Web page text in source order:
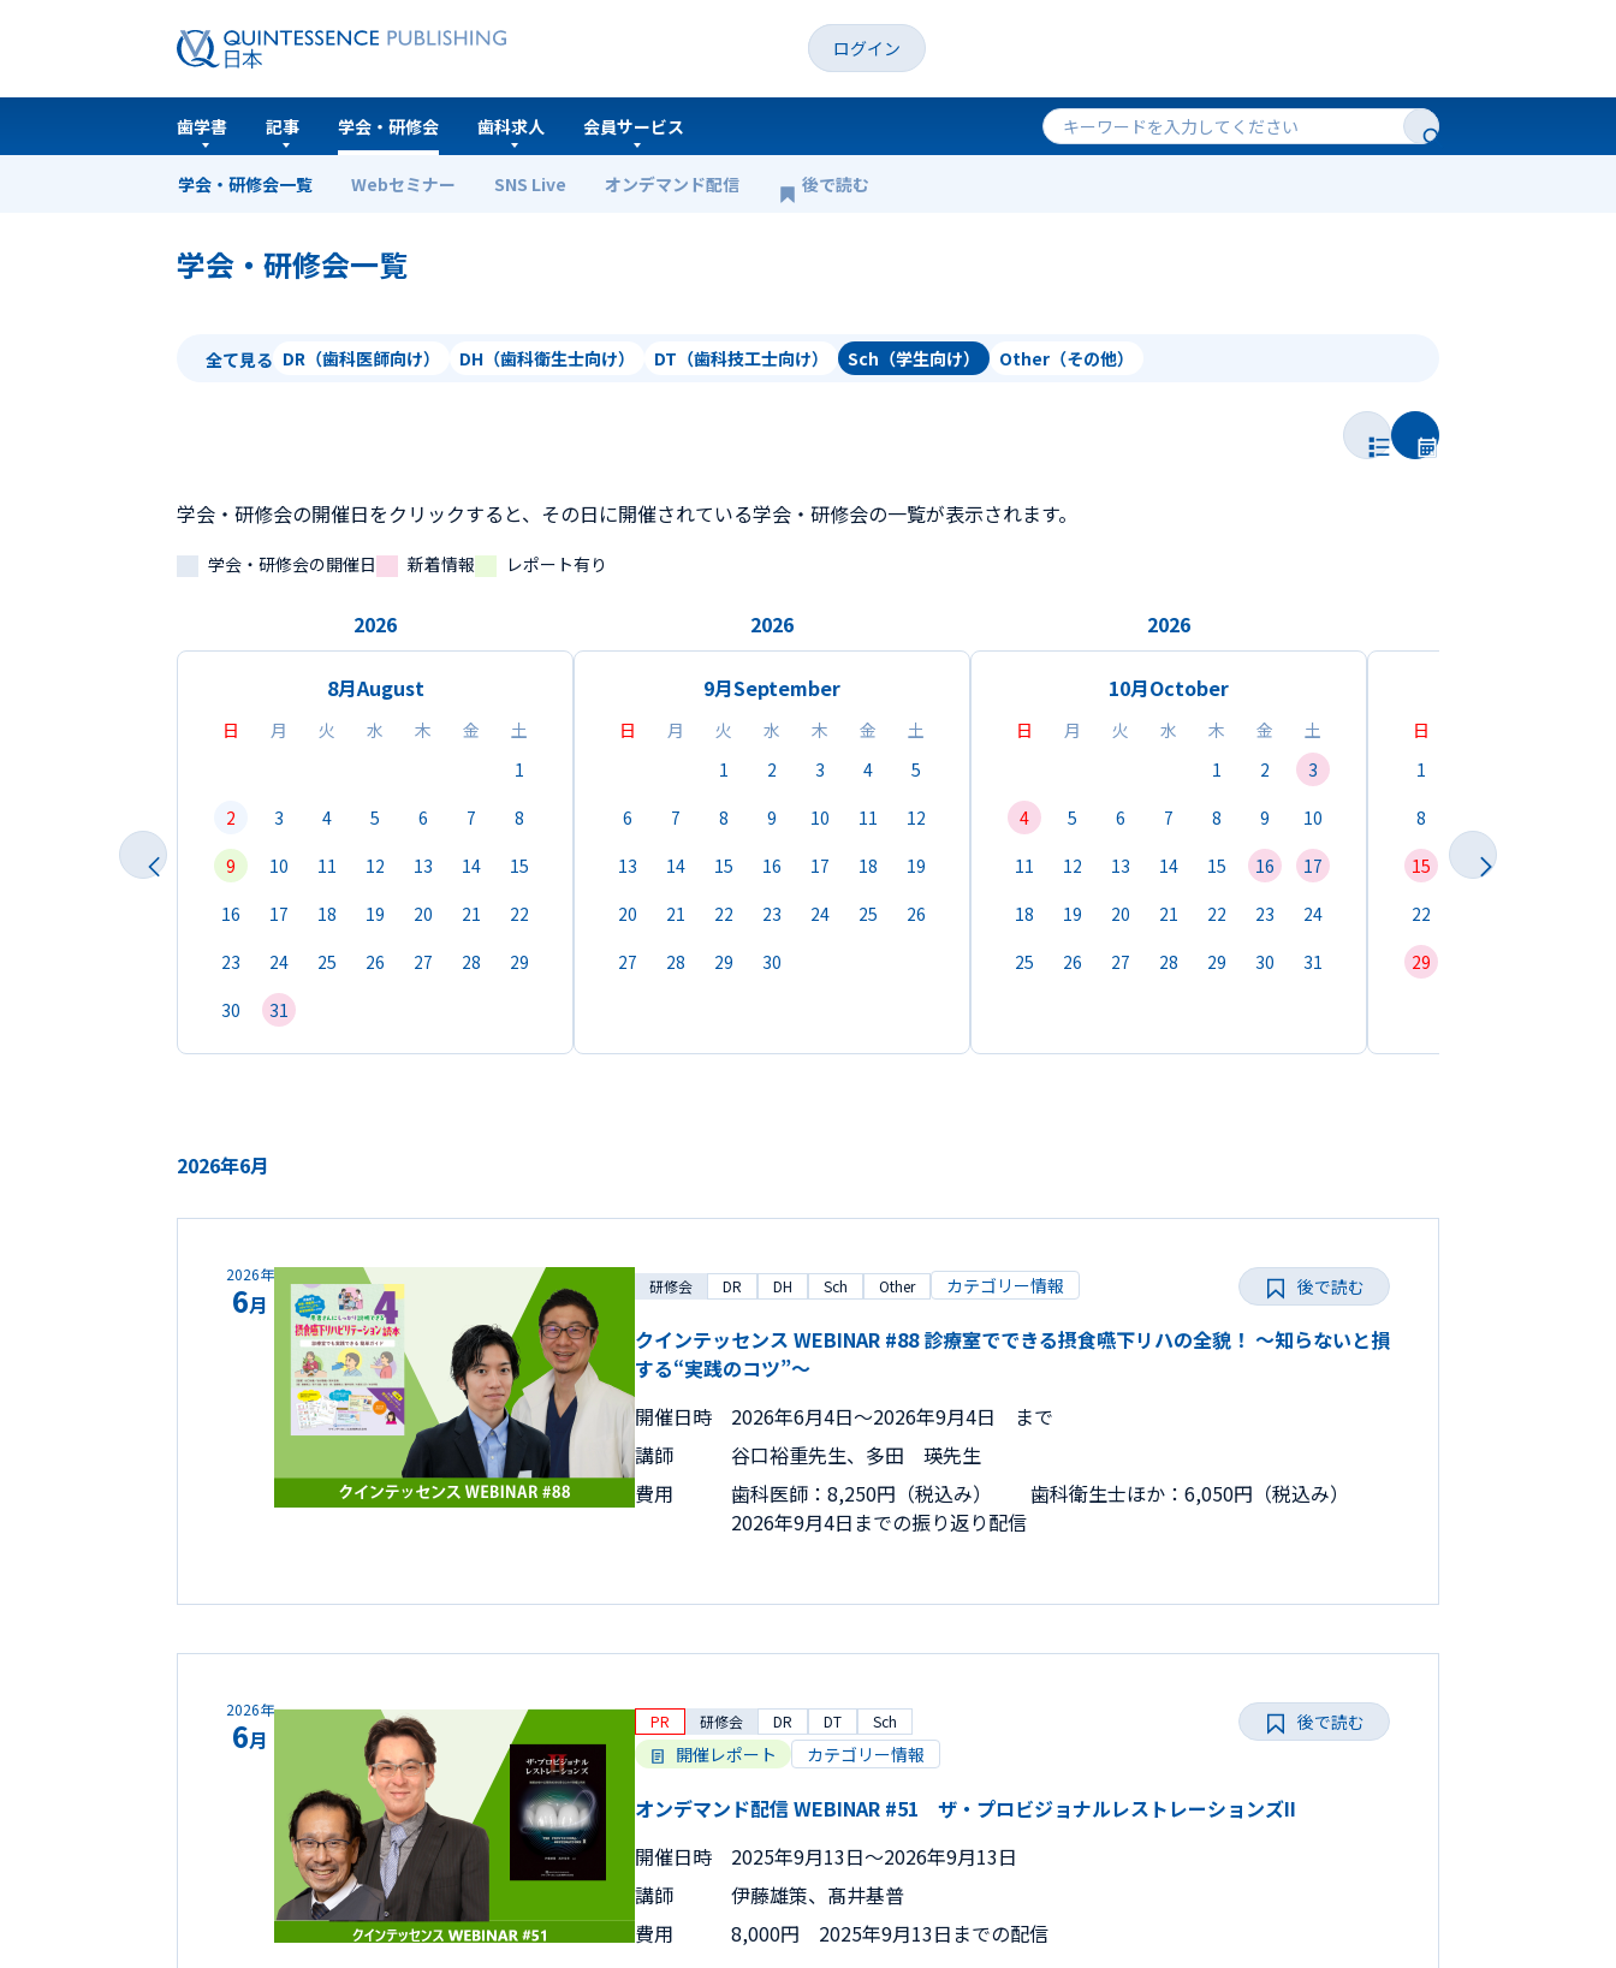
ログイン
歯学書 記事 学会・研修会
学会・研修会一覧 Webセミナー SNS Live オンデマンド配信 後で読む
歯科求人 会員サービス
ホーム 学会・研修会一覧
学会・研修会一覧
全て見る DR（歯科医師向け） DH（歯科衛生士向け） DT（歯科技工士向け） Sch（学生向け） Other（その他）
学会・研修会の開催日をクリックすると、その日に開催されている学会・研修会の一覧が表示されます。
学会・研修会の開催日 新着情報 レポート有り
2026
8月August
日 月 火 水 木 金
土
1
2
3 4 5 6 7
8
9
10 11 12 13 14
15
16
17 18 19 20 21
22
23
24 25 26 27 28
29
30
31
2026
9月September
日 月 火 水 木 金
土
1
2 3 4
5
6
7 8 9 10 11
12
13
14 15 16 17 18
19
20
21 22 23 24 25
26
27
28 29 30
2026
10月October
日 月 火 水 木 金
土
1
2
3
4
5 6 7 8 9
10
11
12 13 14 15 16
17
18
19 20 21 22 23
24
25
26 27 28 29 30 31
日
1
8
15
22
29
2026年6月
2026年
6月
研修会 DR DH Sch Other カテゴリー情報
クインテッセンス WEBINAR #88 診療室でできる摂食嚥下リハの全貌！ ～知らないと損
する“実践のコツ”～
開催日時
2026年6月4日〜2026年9月4日 まで
講師
谷口裕重先生、多田 瑛先生
費用
歯科医師：8,250円（税込み） 歯科衛生士ほか：6,050円（税込み）
2026年9月4日までの振り返り配信
後で読む
2026年
6月
PR 研修会 DR DT Sch
開催レポート カテゴリー情報
オンデマンド配信 WEBINAR #51 ザ・プロビジョナルレストレーションズII
開催日時
2025年9月13日〜2026年9月13日
講師
伊藤雄策、髙井基普
費用
8,000円 2025年9月13日までの配信
後で読む